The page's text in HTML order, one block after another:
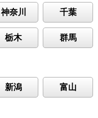
神奈川 千葉
栃木 群馬
新潟 富山